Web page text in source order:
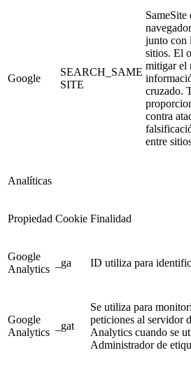
Google
SEARCH_SAME
SITE
SameSite
junto con
sitios. El
mitigar el
cruzado.
contra
entre
Analíticas
Propiedad Cookie Finalidad
Google
Analytics
_ga ID utiliza para
Google
Analytics
_gat
Se utiliza para
peticiones al servidor
Analytics cuando se
Administrador de